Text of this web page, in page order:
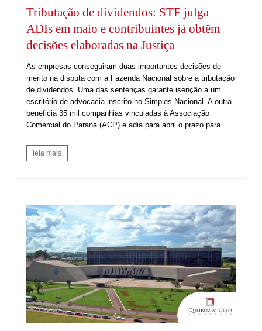
Tributação de dividendos: STF julga
ADIs em maio e contribuintes já obtêm
decisões elaboradas na Justiça
As empresas conseguiram duas importantes decisões de
mérito na disputa com a Fazenda Nacional sobre a tributação
de dividendos. Uma das sentenças garante isenção a um
escritório de advocacia inscrito no Simples Nacional. A outra
beneficia 35 mil companhias vinculadas à Associação
Comercial do Paraná (ACP) e adia para abril o prazo para…
leia mais